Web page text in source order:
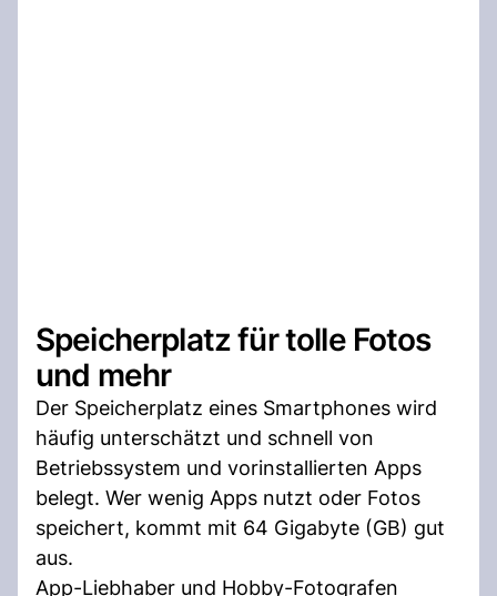
Speicherplatz für tolle Fotos
und mehr
Der Speicherplatz eines Smartphones wird
häufig unterschätzt und schnell von
Betriebssystem und vorinstallierten Apps
belegt. Wer wenig Apps nutzt oder Fotos
speichert, kommt mit 64 Gigabyte (GB) gut
aus.
App-Liebhaber und Hobby-Fotografen